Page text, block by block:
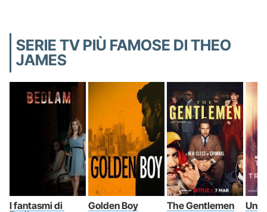
SERIE TV PIÙ FAMOSE DI THEO
JAMES
I fantasmi di
Golden Boy
The Gentlemen
Un